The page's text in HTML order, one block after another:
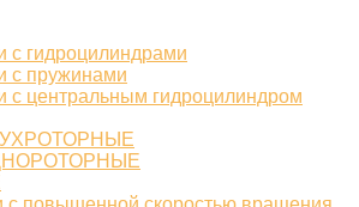
с гидроцилиндрами
с пружинами
с центральным гидроцилиндром